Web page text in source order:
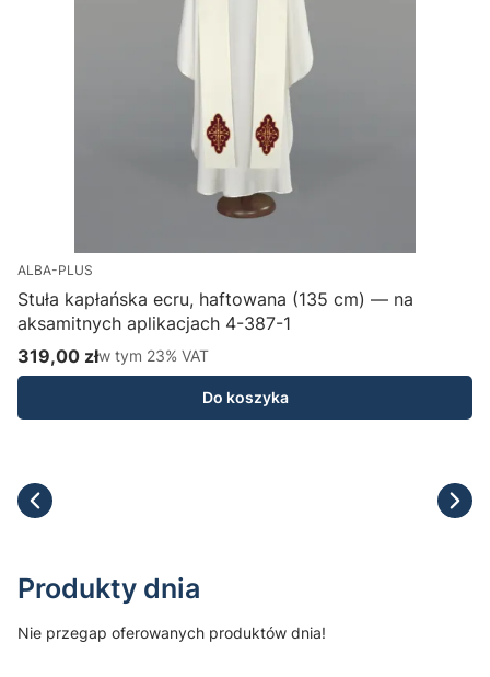
ALBA-PLUS
Stuła kapłańska ecru, haftowana (135 cm) — na
aksamitnych aplikacjach 4-387-1
Cena brutto
319,00 złw tym %s VAT
w tym 23% VAT
Do koszyka
Produkty dnia
Nie przegap oferowanych produktów dnia!